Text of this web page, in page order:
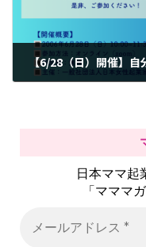
日本ママ起
「マママ